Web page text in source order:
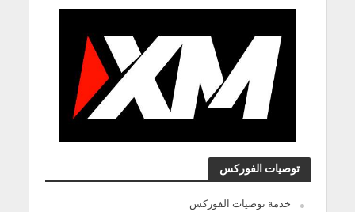
توصيات الفوركس
خدمة توصيات الفوركس